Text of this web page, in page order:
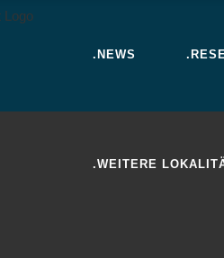
.NEWS
.WEITERE